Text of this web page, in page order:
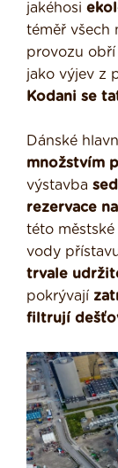
jakéhosi
téměř všech
provozu
jako výjev z
Kodani se
Dánské
množstvím
výstavba
rezervace
této
vody
trvale
pokrývají
filtrují